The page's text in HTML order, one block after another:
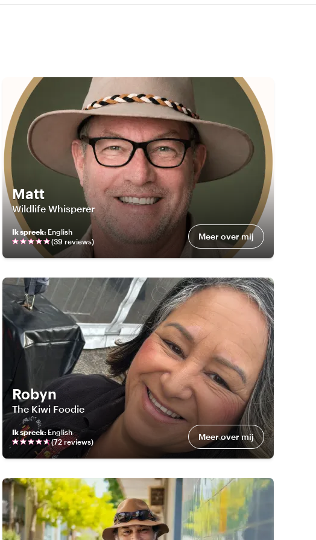
Matt
Wildlife Whisperer
Ik spreek: English
(39 reviews) Meer over mij
Robyn
The Kiwi Foodie
Ik spreek: English
(72reviews) Meer over mij